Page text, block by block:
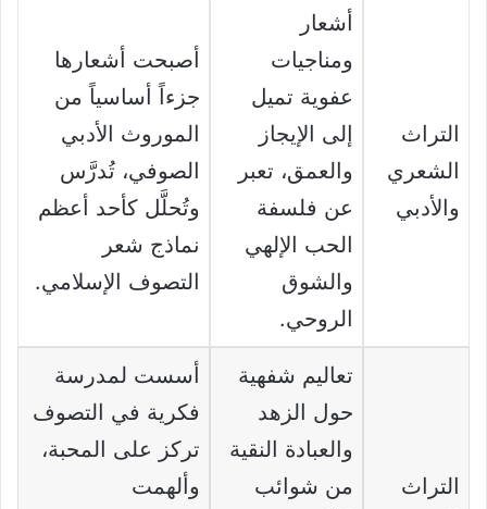
التراث
الشعري
والأدبي
أشعار
ومناجيات
عفوية تميل
إلى الإيجاز
والعمق، تعبر
عن فلسفة
الحب الإلهي
والشوق
الروحي.
أصبحت أشعارها
جزءاً أساسياً من
الموروث الأدبي
الصوفي، تُدرَّس
وتُحلَّل كأحد أعظم
نماذج شعر
التصوف الإسلامي.
التراث
تعاليم شفهية
حول الزهد
والعبادة النقية
من شوائب
أسست لمدرسة
فكرية في التصوف
تركز على المحبة،
وألهمت